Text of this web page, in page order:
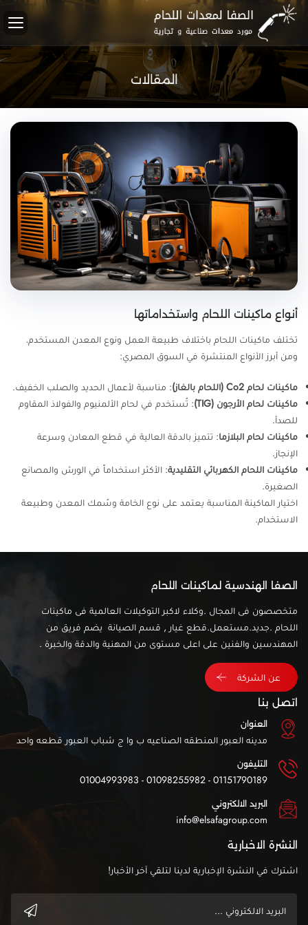
المقالات
أنواع ماكينات اللحام واستخداماتها
تختلف ماكينات اللحام باختلاف طبيعة العمل ونوع المعدن المستخدم،
ومن أبرز الأنواع المنتشرة في السوق المصري:
ماكينات لحام Co2 (اللحام بالغاز)
: مناسبة لأعمال الحديد والصلب الخفيف.
ماكينات لحام الأرجون (TIG)
: تُستخدم في لحام الألمنيوم والفولاذ المقاوم
للصدأ.
ماكينات لحام البلازما: تتميز بالدقة العالية في قطع المعادن وسرعة
الإنجاز.
ماكينات اللحام الكهربائي التقليدية: الأكثر استخداماً في الورش والمصانع
الصغيرة.
اختيار الماكينة المناسبة يعتمد على نوع الخامة وسُمك المعدن وطبيعة
الاستخدام.
الصفا الهندسية لماكينات اللحام
متخصصون فى المجال .وكلاء لاكبر التوكيلات العالمية فى ماكينات
اللحام .جديد.مستعمل.قطع غيار , قسم الصيانة يضم فريق من
المهندسين والفنين على اعلى مستوى من المهنية والدقة والخبرة .
عن الشركة
اتصل بنا
العنوان
مدينه العبور المنطقه الصناعيه ب وا ج شباب العبور قطعه واحد
التليفون
01151790189 - 01098255982 - 01004993983
البريد الالكتروني
info@elsafagroup.com
النشرة الاخبارية
اشترك في النشرة الإخبارية لدينا لتلقي آخر الأخبار!